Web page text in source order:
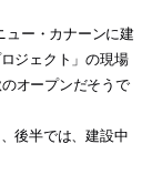
ー・カナーンに建
ジェクト」の現場
オープンだそうで
後半では、建設中